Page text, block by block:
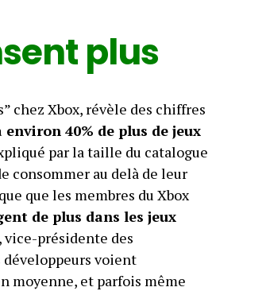
plus
chez Xbox, révèle des chiffres
40% de plus de jeux
par la taille du catalogue
consommer au delà de leur
que les membres du Xbox
de plus dans les jeux
vice-présidente des
développeurs voient
moyenne, et parfois même